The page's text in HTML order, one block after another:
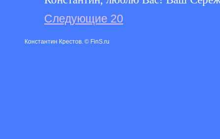
Следующие 20
Константин Крестов. © FinS.ru